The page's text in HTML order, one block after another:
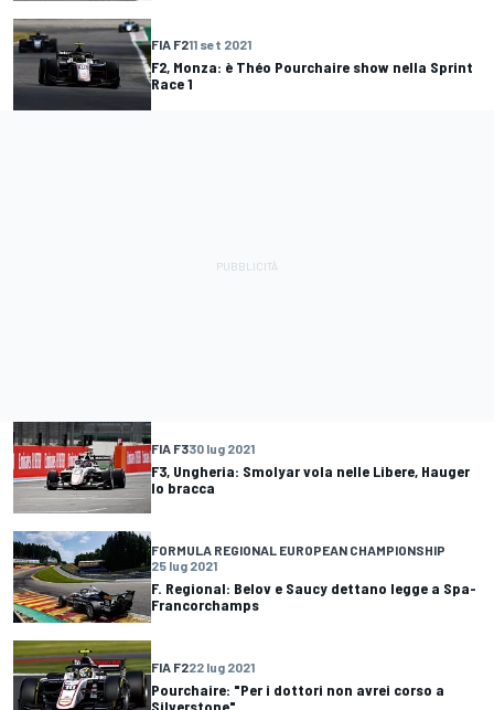
FIA F211 set 2021
F2, Monza: è Théo Pourchaire show nella Sprint
Race 1
FIA F330 lug 2021
F3, Ungheria: Smolyar vola nelle Libere, Hauger
lo bracca
FORMULA REGIONAL EUROPEAN CHAMPIONSHIP
25 lug 2021
F. Regional: Belov e Saucy dettano legge a Spa-
Francorchamps
FIA F222 lug 2021
Pourchaire: "Per i dottori non avrei corso a
Silverstone"